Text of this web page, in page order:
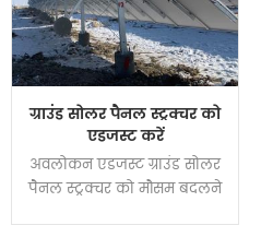
ग्राउंड सोलर पैनल स्ट्रक्चर को
एडजस्ट करें
अवलोकन एडजस्ट ग्राउंड सोलर
पैनल स्ट्रक्चर को मौसम बदलने